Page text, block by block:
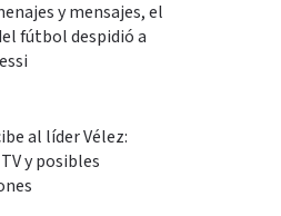
y mensajes, el
fútbol despidió a
al líder Vélez:
y posibles